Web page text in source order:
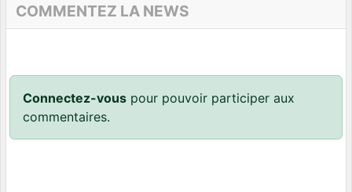
COMMENTEZ LA NEWS
Connectez-vous pour pouvoir participer aux
commentaires.